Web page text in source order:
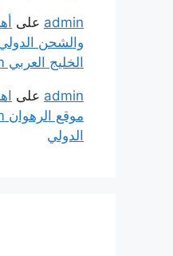
admin على
والشحن
الخليج العربي gulfalarab.com
admin على
الدولي